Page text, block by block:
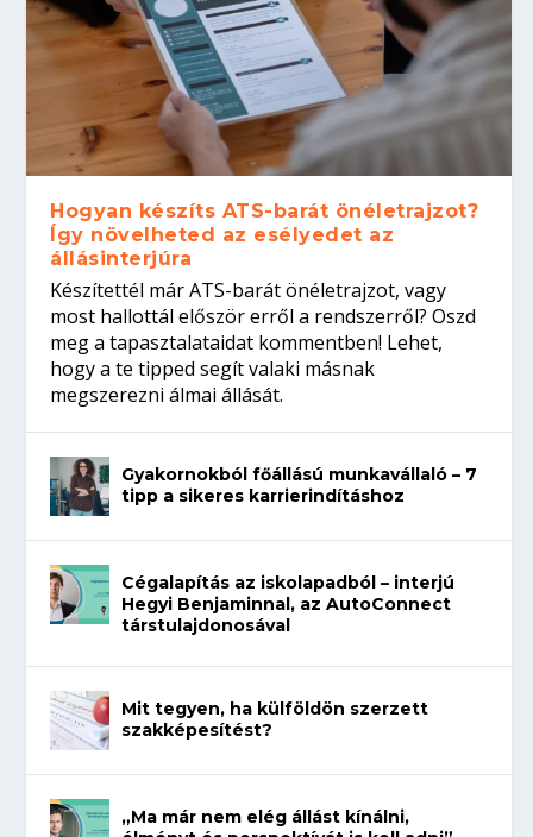
Hogyan készíts ATS-barát önéletrajzot?
Így növelheted az esélyedet az
állásinterjúra
Készítettél már ATS-barát önéletrajzot, vagy
most hallottál először erről a rendszerről? Oszd
meg a tapasztalataidat kommentben! Lehet,
hogy a te tipped segít valaki másnak
megszerezni álmai állását.
Gyakornokból főállású munkavállaló – 7
tipp a sikeres karrierindításhoz
Cégalapítás az iskolapadból – interjú
Hegyi Benjaminnal, az AutoConnect
társtulajdonosával
Mit tegyen, ha külföldön szerzett
szakképesítést?
„Ma már nem elég állást kínálni,